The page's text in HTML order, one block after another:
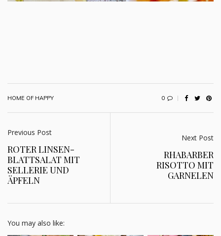
HOME OF HAPPY 0
Previous Post
ROTER LINSEN-
BLATTSALAT MIT
SELLERIE UND
ÄPFELN
Next Post
RHABARBER
RISOTTO MIT
GARNELEN
You may also like: